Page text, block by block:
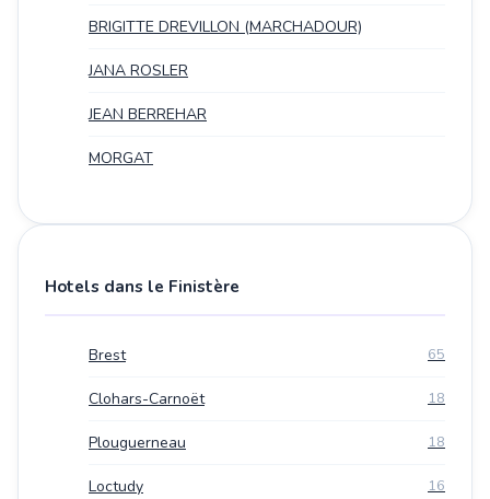
BRIGITTE DREVILLON (MARCHADOUR)
JANA ROSLER
JEAN BERREHAR
MORGAT
Hotels dans le Finistère
Brest 65
Clohars-Carnoët 18
Plouguerneau 18
Loctudy 16